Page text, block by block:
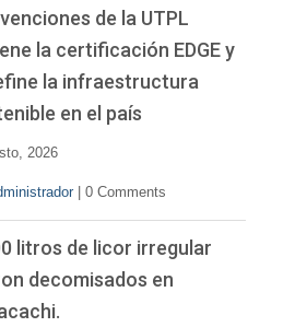
de la UTPL
la certificación EDGE y
la infraestructura
en el país
2026
0 Comments
litros de licor irregular
decomisados en